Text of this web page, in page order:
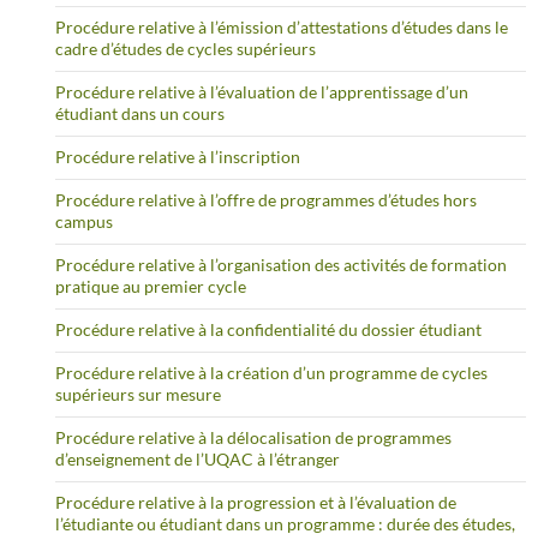
Procédure relative à l’émission d’attestations d’études dans le
cadre d’études de cycles supérieurs
Procédure relative à l’évaluation de l’apprentissage d’un
étudiant dans un cours
Procédure relative à l’inscription
Procédure relative à l’offre de programmes d’études hors
campus
Procédure relative à l’organisation des activités de formation
pratique au premier cycle
Procédure relative à la confidentialité du dossier étudiant
Procédure relative à la création d’un programme de cycles
supérieurs sur mesure
Procédure relative à la délocalisation de programmes
d’enseignement de l’UQAC à l’étranger
Procédure relative à la progression et à l’évaluation de
l’étudiante ou étudiant dans un programme : durée des études,